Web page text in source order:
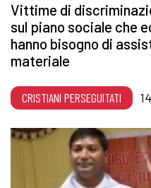
Vittime di
sul piano sociale che
hanno bisogno di
materiale
CRISTIANI PERSEGUITATI